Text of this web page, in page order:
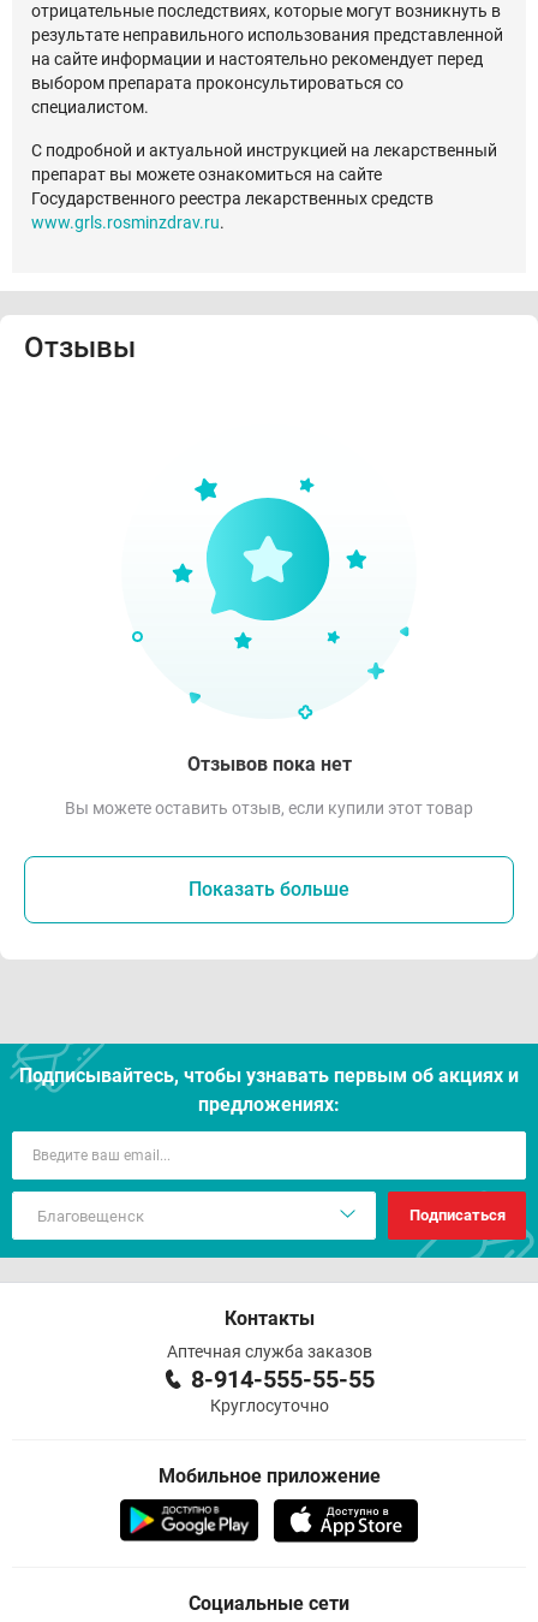
отрицательные последствиях, которые могут возникнуть в
результате неправильного использования представленной
на сайте информации и настоятельно рекомендует перед
выбором препарата проконсультироваться со
специалистом.
С подробной и актуальной инструкцией на лекарственный
препарат вы можете ознакомиться на сайте
Государственного реестра лекарственных средств
www.grls.rosminzdrav.ru.
Отзывы
Отзывов пока нет
Вы можете оставить отзыв, если купили этот товар
Показать больше
Подписывайтесь, чтобы узнавать первым об акцияx и
предложениях:
Подписаться
Контакты
Аптечная служба заказов
8-914-555-55-55
Круглосуточно
Мобильное приложение
Социальные сети